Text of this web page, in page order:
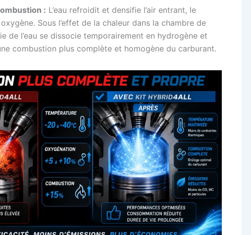
: L’eau refroidit et densifie l’air entrant, le
Sous l’effet de la chaleur dans la chambre de
de l’eau se dissocie temporairement en hydrogène et
combustion plus complète et homogène du carburant.